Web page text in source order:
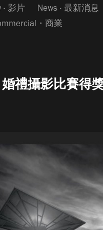
‧ 影片
News ‧ 最新消息
・商業
婚禮攝影比賽得